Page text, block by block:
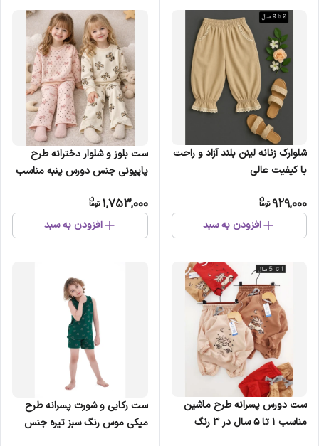
شلوارک زنانه لینن بلند آزاد و راحت
با کیفیت عالی
929,000
افزودن به سبد
ست بلوز و شلوار دخترانه طرح
پاپیونی جنس دورس پنبه مناسب
1,753,000
افزودن به سبد
ست دورس پسرانه طرح ماشین
مناسب 1 تا 5 سال در 3 رنگ
ست رکابی و شورت پسرانه طرح
میکی موس رنگ سبز تیره جنس